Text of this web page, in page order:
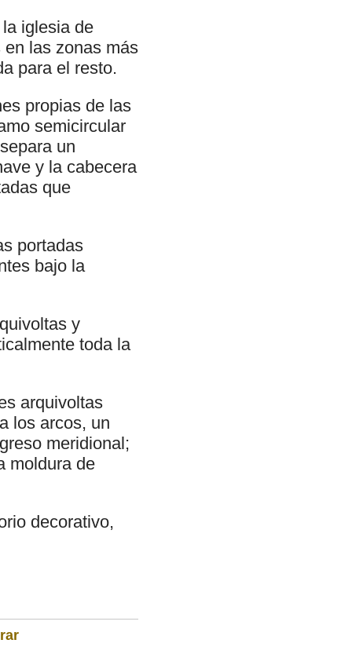
iglesia de
las zonas más
para el resto.
propias de las
semicircular
un
y la cabecera
que
portadas
bajo la
y
toda la
arquivoltas
los arcos, un
meridional;
moldura de
decorativo,